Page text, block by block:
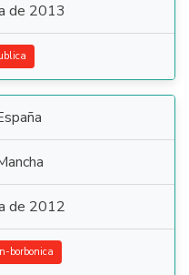
de 2013
de 2012
borbonica